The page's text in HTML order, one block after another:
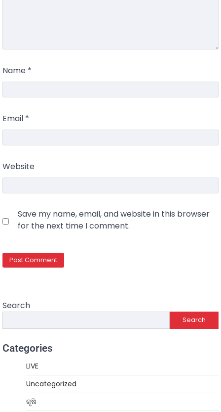
Name *
Email *
Website
Save my name, email, and website in this browser
for the next time I comment.
Search
Search
Categories
LIVE
Uncategorized
କୃଷି